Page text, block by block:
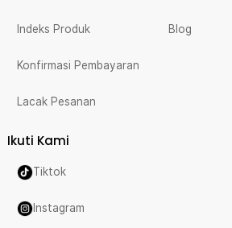
Indeks Produk
Konfirmasi Pembayaran
Lacak Pesanan
Blog
Ikuti Kami
Tiktok
Instagram